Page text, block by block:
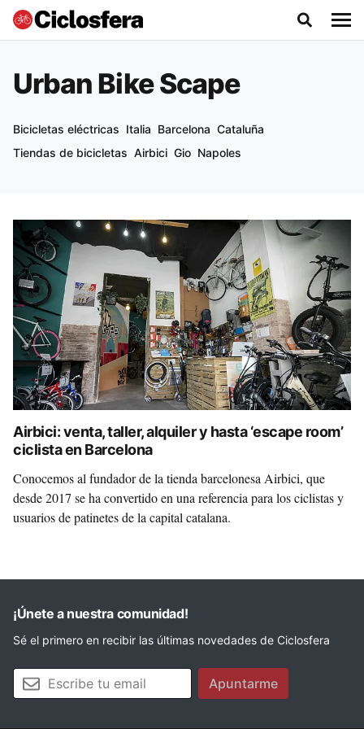
Urban Bike Scape
Bicicletas eléctricas Italia Barcelona Cataluña
Tiendas de bicicletas Airbici Gio Napoles
Airbici: venta, taller, alquiler y hasta ‘escape room’
ciclista en Barcelona
Conocemos al fundador de la tienda barcelonesa Airbici, que
desde 2017 se ha convertido en una referencia para los ciclistas y
usuarios de patinetes de la capital catalana.
¡Únete a nuestra comunidad!
Sé el primero en recibir las últimas novedades de Ciclosfera
Tu email Apuntarme